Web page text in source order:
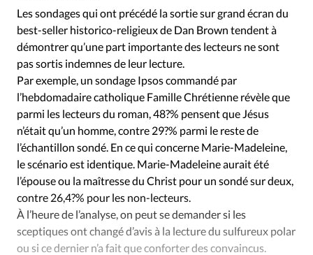
Opinions
Publireportage
Relations Aujourd'hui
Société
Tour du monde des Eglises
Trait d'Ixène
Vécu
Vie Intérieure
Les sondages qui ont précédé la sortie sur grand écran du
best-seller historico-religieux de Dan Brown tendent à
démontrer qu’une part importante des lecteurs ne sont
pas sortis indemnes de leur lecture.
Par exemple, un sondage Ipsos commandé par
l’hebdomadaire catholique Famille Chrétienne révèle que
parmi les lecteurs du roman, 48?% pensent que Jésus
n’était qu’un homme, contre 29?% parmi le reste de
l’échantillon sondé. En ce qui concerne Marie-Madeleine,
le scénario est identique. Marie-Madeleine aurait été
l’épouse ou la maîtresse du Christ pour un sondé sur deux,
contre 26,4?% pour les non-lecteurs.
À l’heure de l’analyse, on peut se demander si les
sceptiques ont changé d’avis à la lecture du sulfureux polar
ou si ce dernier n’a fait que conforter des convaincus.